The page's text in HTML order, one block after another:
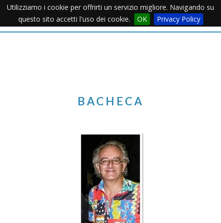
Utilizziamo i cookie per offrirti un servizio migliore. Navigando su
questo sito accetti l'uso dei cookie.
OK Privacy PolicyMenu
BACHECA